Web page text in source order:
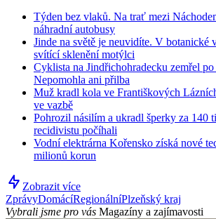
Týden bez vlaků. Na trať mezi
náhradní autobusy
Jinde na světě je neuvidíte. V botanické
svítící sklenění motýlci
Cyklista na Jindřichohradecku zemřel
Nepomohla ani přilba
Muž kradl kola ve Františkových
ve vazbě
Pohrozil násilím a ukradl šperky za 140
recidivistu počíhali
Vodní elektrárna Kořensko získá nové
milionů korun
Zobrazit více
ZprávyDomácíRegionálníPlzeňský kraj
Vybrali jsme pro vás Magazíny a zajímavosti